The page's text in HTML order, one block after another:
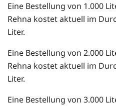
Eine Bestellung von 1.000
Rehna kostet aktuell im
Liter.
Eine Bestellung von 2.000
Rehna kostet aktuell im
Liter.
Eine Bestellung von 3.000